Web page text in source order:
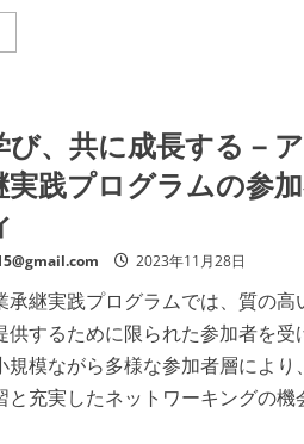
の
を
覧
挑
、
び、共に成長する –
践プログラムの参
2023年11月28日
承継実践プログラムでは、質の高
供するために限られた参加者を受
規模ながら多様な参加者層により
と充実したネットワーキングの機